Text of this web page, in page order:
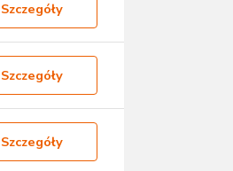
Szczegóły
Szczegóły
Szczegóły